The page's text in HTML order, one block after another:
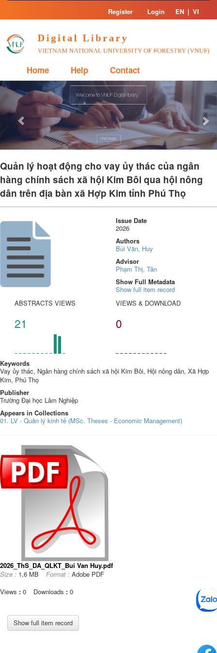
Skip
Register Login EN | VI
Home Help Contact
Previous
Quản lý hoạt động cho vay ủy thác của ngân
hàng chính sách xã hội Kim Bôi qua hội nông
dân trên địa bàn xã Hợp Kim tỉnh Phú Thọ
Issue Date
2026
Authors
Bùi Văn, Huy
Advisor
Phạm Thị, Tân
Show Full Metadata
Show full item record
ABSTRACTS VIEWS
21
VIEWS & DOWNLOAD
0
Keywords
Vay ủy thác, Ngân hàng chính sách xã hội Kim Bôi, Hội nông dân, Xã Hợp
Kim, Phú Thọ
Publisher
Trường Đại học Lâm Nghiệp
Appears in Collections
01. LV - Quản lý kinh tế (MSc. Theses - Economic Management)
2026_ThS_DA_QLKT_Bui Van Huy.pdf
Size : 1,6 MB Format : Adobe PDF
Views : 0 Downloads : 0
Show full item record